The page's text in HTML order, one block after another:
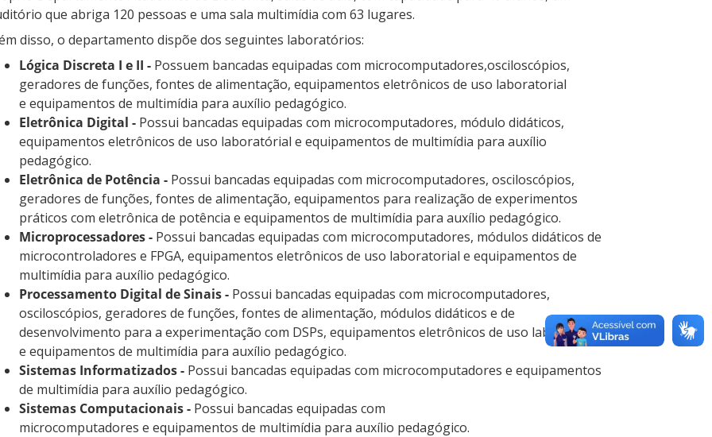
que abriga 120 pessoas e uma sala multimídia com 63 lugares.
disso, o departamento dispõe dos seguintes laboratórios:
Lógica Discreta I e II - Possuem bancadas equipadas com microcomputadores,osciloscópios,
geradores de funções, fontes de alimentação, equipamentos eletrônicos de uso laboratorial
e equipamentos de multimídia para auxílio pedagógico.
Eletrônica Digital - Possui bancadas equipadas com microcomputadores, módulo didáticos,
equipamentos eletrônicos de uso laboratórial e equipamentos de multimídia para auxílio
pedagógico.
Eletrônica de Potência - Possui bancadas equipadas com microcomputadores, osciloscópios,
geradores de funções, fontes de alimentação, equipamentos para realização de experimentos
práticos com eletrônica de potência e equipamentos de multimídia para auxílio pedagógico.
Microprocessadores - Possui bancadas equipadas com microcomputadores, módulos didáticos de
microcontroladores e FPGA, equipamentos eletrônicos de uso laboratorial e equipamentos de
multimídia para auxílio pedagógico.
Processamento Digital de Sinais - Possui bancadas equipadas com microcomputadores,
osciloscópios, geradores de funções, fontes de alimentação, módulos didáticos e de
desenvolvimento para a experimentação com DSPs, equipamentos eletrônicos de uso laboratorial
e equipamentos de multimídia para auxílio pedagógico.
Sistemas Informatizados - Possui bancadas equipadas com microcomputadores e equipamentos
de multimídia para auxílio pedagógico.
Sistemas Computacionais - Possui bancadas equipadas com
microcomputadores e equipamentos de multimídia para auxílio pedagógico.